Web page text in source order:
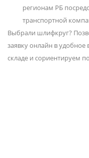
регионам РБ
транспортной
Выбрали шлифкруг?
заявку онлайн в
складе и сориентируем